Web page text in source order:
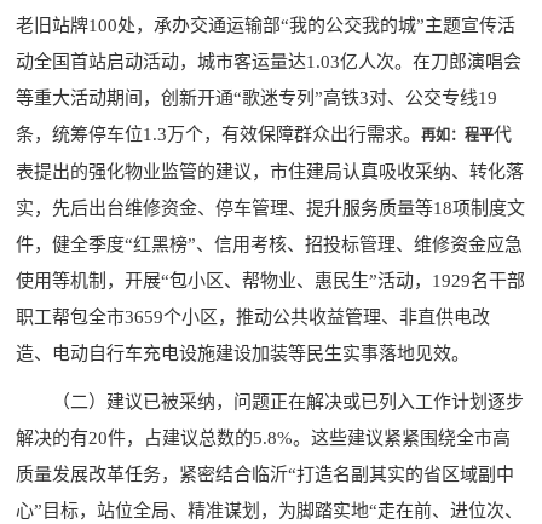
老旧站牌100处，承办交通运输部“我的公交我的城”主题宣传活
动全国首站启动活动，城市客运量达1.03亿人次。在刀郎演唱会
等重大活动期间，创新开通“歌迷专列”高铁3对、公交专线19
条，统筹停车位1.3万个，有效保障群众出行需求。再如：程平代
表提出的强化物业监管的建议，市住建局认真吸收采纳、转化落
实，先后出台维修资金、停车管理、提升服务质量等18项制度文
件，健全季度“红黑榜”、信用考核、招投标管理、维修资金应急
使用等机制，开展“包小区、帮物业、惠民生”活动，1929名干部
职工帮包全市3659个小区，推动公共收益管理、非直供电改
造、电动自行车充电设施建设加装等民生实事落地见效。
（二）建议已被采纳，问题正在解决或已列入工作计划逐步
解决的有20件，占建议总数的5.8%。这些建议紧紧围绕全市高
质量发展改革任务，紧密结合临沂“打造名副其实的省区域副中
心”目标，站位全局、精准谋划，为脚踏实地“走在前、进位次、